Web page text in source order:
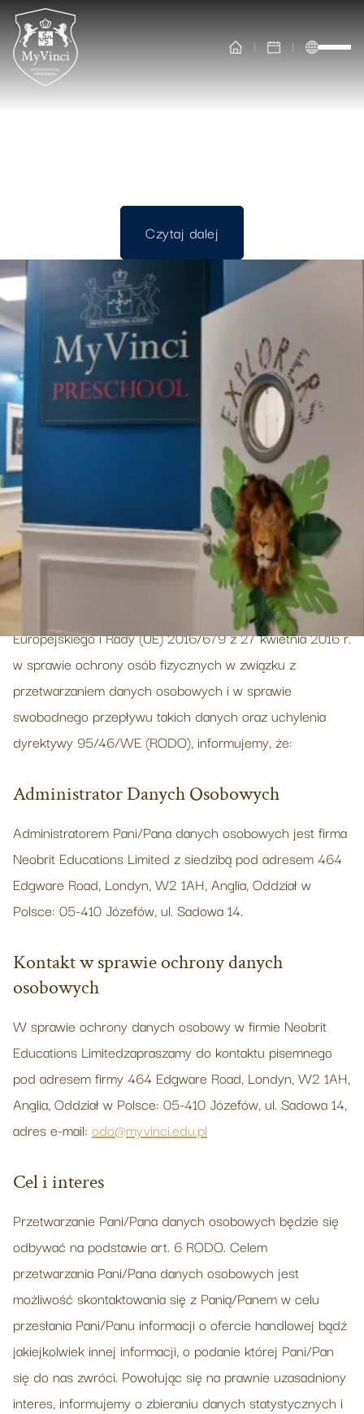
Czytaj dalej
Czytaj dalej
Naszym priorytetem jest ochrona bezpieczeństwa
Pani/Pana danych osobowych. W tym celu,
przedstawiamy Pani/Panu kluczowe informacje o
Pani/Pana danych osobowych.
Podstawa prawna RODO
Zgodnie z art. 13 ust. 1 i ust. 2 rozporządzenia Parlamentu
Europejskiego i Rady (UE) 2016/679 z 27 kwietnia 2016 r.
w sprawie ochrony osób fizycznych w związku z
przetwarzaniem danych osobowych i w sprawie
swobodnego przepływu takich danych oraz uchylenia
dyrektywy 95/46/WE (RODO), informujemy, że:
Administrator Danych Osobowych
Administratorem Pani/Pana danych osobowych jest firma
Neobrit Educations Limited z siedzibą pod adresem 464
Edgware Road, Londyn, W2 1AH, Anglia, Oddział w
Polsce: 05-410 Józefów, ul. Sadowa 14.
Kontakt w sprawie ochrony danych
osobowych
W sprawie ochrony danych osobowy w firmie Neobrit
Educations Limitedzapraszamy do kontaktu pisemnego
pod adresem firmy 464 Edgware Road, Londyn, W2 1AH,
Anglia, Oddział w Polsce: 05-410 Józefów, ul. Sadowa 14,
adres e-mail: odo@myvinci.edu.pl
Cel i interes
Przetwarzanie Pani/Pana danych osobowych będzie się
odbywać na podstawie art. 6 RODO. Celem
przetwarzania Pani/Pana danych osobowych jest
możliwość skontaktowania się z Panią/Panem w celu
przesłania Pani/Panu informacji o ofercie handlowej bądź
jakiejkolwiek innej informacji, o podanie której Pani/Pan
się do nas zwróci. Powołując się na prawnie uzasadniony
interes, informujemy o zbieraniu danych statystycznych i